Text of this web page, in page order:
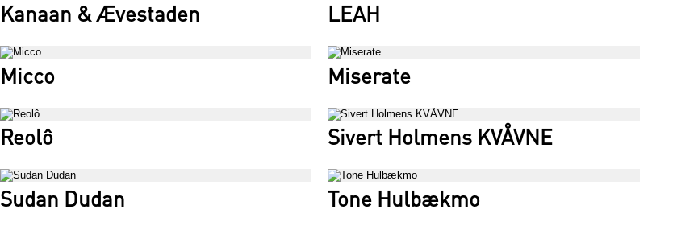
Kanaan & Ævestaden LEAH
Micco Miserate
Reolô Sivert Holmens KVÅVNE
Sudan Dudan Tone Hulbækmo